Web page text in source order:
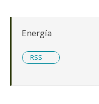
Energía
RSS